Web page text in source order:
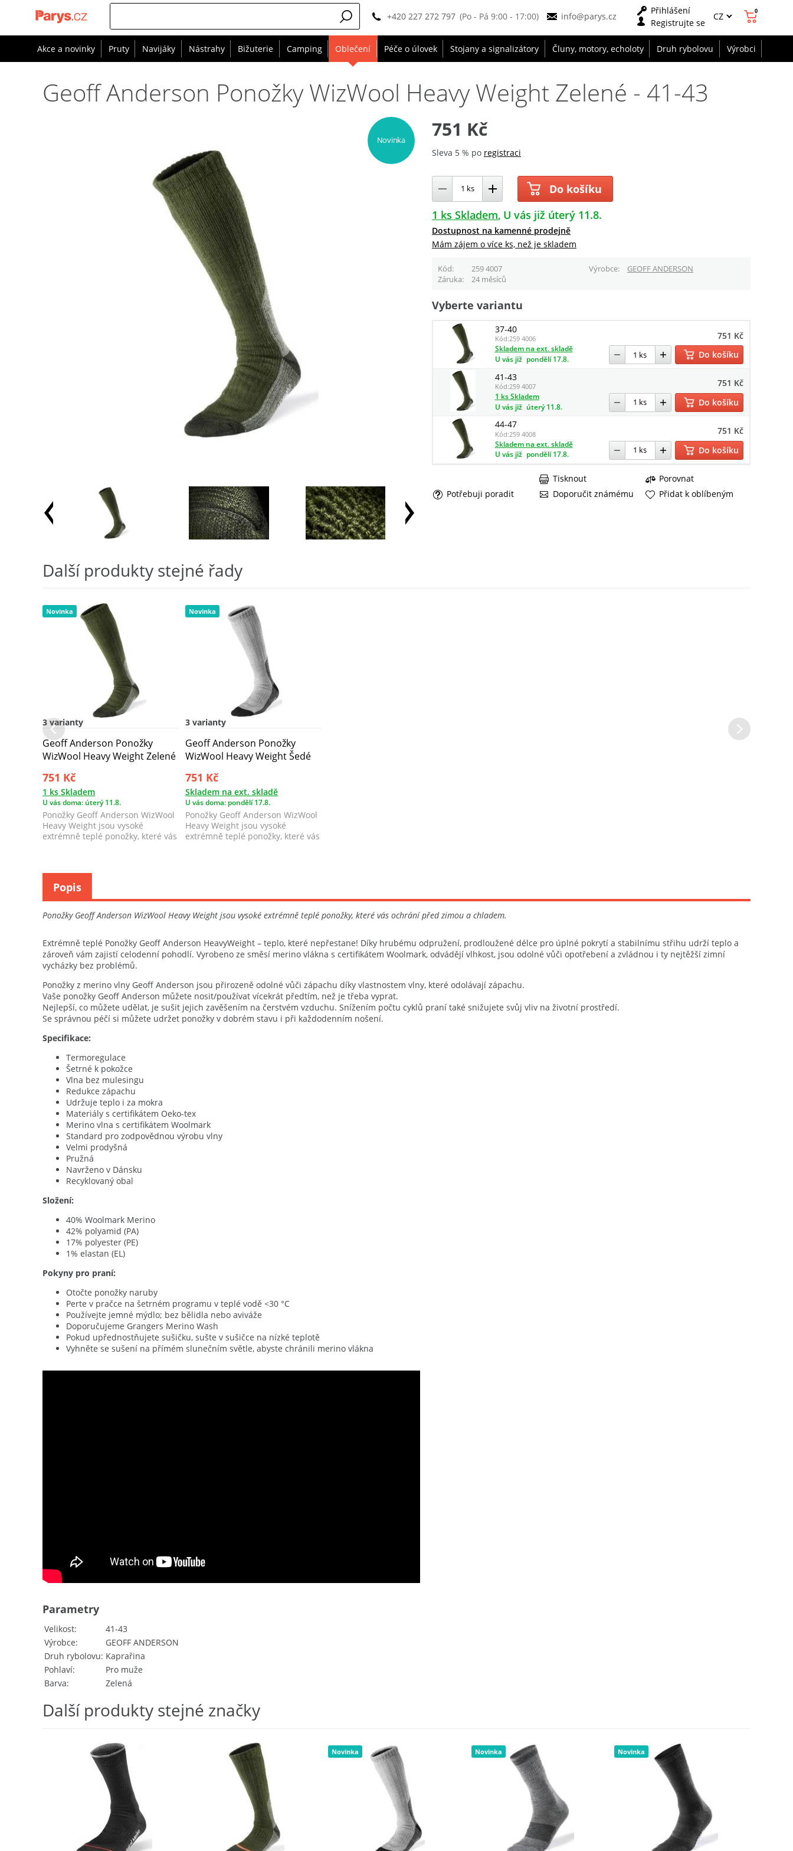
+420 227 272 797 (Po - Pá 9:00 - 17:00) info@parys.cz
Přihlášení
Registrujte se
CZ 0
Akce a novinky Pruty Navijáky Nástrahy Bižuterie Camping Oblečení Péče o úlovek Stojany a signalizátory Čluny, motory, echoloty Druh rybolovu Výrobci
Geoff Anderson Ponožky WizWool Heavy Weight Zelené - 41-43
Novinka 751 Kč
Sleva 5 % po registraci
Do košíku
1 ks Skladem U vás již úterý 11.8.
Dostupnost na kamenné prodejně
Mám zájem o více ks, než je skladem
Kód 259 4007 Výrobce
GEOFF ANDERSON
Záruka
24 měsíců
Vyberte variantu
37-40
Kód:259 4006 751 Kč
Skladem na ext. skladě
U vás již pondělí 17.8.
Do košíku
41-43
Kód:259 4007 751 Kč
1 ks Skladem
U vás již úterý 11.8.
Do košíku
44-47
Kód:259 4008 751 Kč
Skladem na ext. skladě
U vás již pondělí 17.8. Do košíku
Porovnat
Potřebuji poradit
Doporučit známému
Tisknout
Přidat k oblíbeným
Další produkty stejné řady
Novinka
3 varianty
Geoff Anderson Ponožky
WizWool Heavy Weight Zelené
751 Kč
1 ks Skladem
U vás doma: úterý 11.8.
Ponožky Geoff Anderson WizWool
Heavy Weight jsou vysoké
extrémně teplé ponožky, které vás
Novinka
3 varianty
Geoff Anderson Ponožky
WizWool Heavy Weight Šedé
751 Kč
Skladem na ext. skladě
U vás doma: pondělí 17.8.
Ponožky Geoff Anderson WizWool
Heavy Weight jsou vysoké
extrémně teplé ponožky, které vás
Ponožky Geoff Anderson WizWool Heavy Weight jsou vysoké extrémně teplé ponožky, které vás ochrání před zimou a chladem.
Extrémně teplé Ponožky Geoff Anderson HeavyWeight – teplo, které nepřestane! Díky hrubému odpružení, prodloužené délce pro úplné pokrytí a stabilnímu střihu udrží teplo a
zároveň vám zajistí celodenní pohodlí. Vyrobeno ze směsí merino vlákna s certifikátem Woolmark, odvádějí vlhkost, jsou odolné vůči opotřebení a zvládnou i ty nejtěžší zimní
vycházky bez problémů.
Ponožky z merino vlny Geoff Anderson jsou přirozeně odolné vůči zápachu díky vlastnostem vlny, které odolávají zápachu.
Vaše ponožky Geoff Anderson můžete nosit/používat vícekrát předtím, než je třeba vyprat.
Nejlepší, co můžete udělat, je sušit jejich zavěšením na čerstvém vzduchu. Snížením počtu cyklů praní také snižujete svůj vliv na životní prostředí.
Se správnou péčí si můžete udržet ponožky v dobrém stavu i při každodenním nošení.
Specifikace:
Termoregulace
Šetrné k pokožce
Vlna bez mulesingu
Redukce zápachu
Udržuje teplo i za mokra
Materiály s certifikátem Oeko-tex
Merino vlna s certifikátem Woolmark
Standard pro zodpovědnou výrobu vlny
Velmi prodyšná
Pružná
Navrženo v Dánsku
Recyklovaný obal
Složení:
40% Woolmark Merino
42% polyamid (PA)
17% polyester (PE)
1% elastan (EL)
Pokyny pro praní:
Otočte ponožky naruby
Perte v pračce na šetrném programu v teplé vodě <30 °C
Používejte jemné mýdlo; bez bělidla nebo aviváže
Doporučujeme Grangers Merino Wash
Pokud upřednostňujete sušičku, sušte v sušičce na nízké teplotě
Vyhněte se sušení na přímém slunečním světle, abyste chránili merino vlákna
Velikost
41-43
Výrobce
GEOFF ANDERSON
Druh rybolovu Kaprařina
Pohlaví
Pro muže
Barva
Zelená
Parametry
Popis
Další produkty stejné značky
Novinka Novinka Novinka